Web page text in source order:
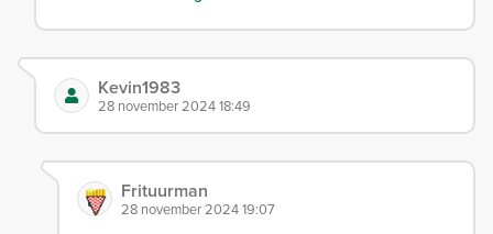
Kevin1983
28 november 2024 18:49
Frituurman
28 november 2024 19:07